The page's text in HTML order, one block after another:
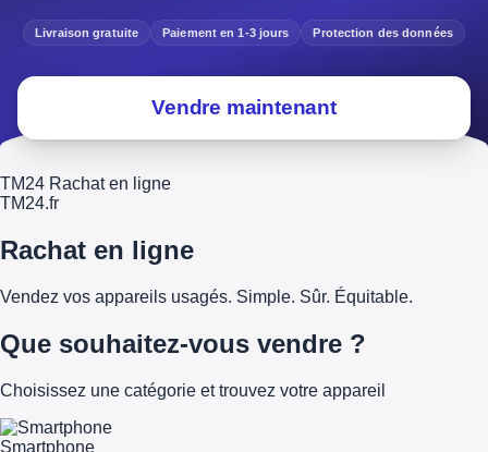
Livraison gratuite Paiement en 1-3 jours Protection des données
Vendre maintenant
TM24 Rachat en ligne
TM24.fr
Rachat en ligne
Vendez vos appareils usagés. Simple. Sûr. Équitable.
Que souhaitez-vous vendre ?
Choisissez une catégorie et trouvez votre appareil
Smartphone